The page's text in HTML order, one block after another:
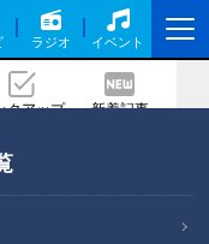
ラジオ イベント
クアップ 新着記事
グ】